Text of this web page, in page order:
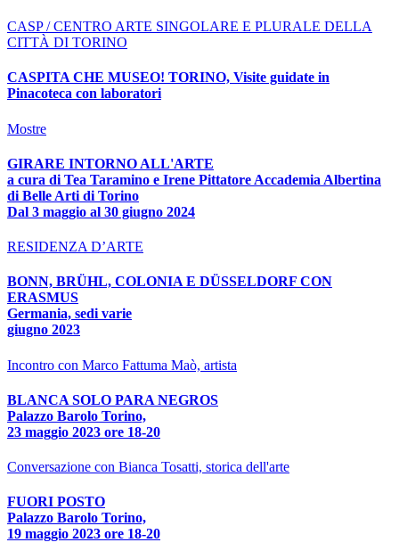
CASP / CENTRO ARTE SINGOLARE E PLURALE DELLA
CITTÀ DI TORINO
CASPITA CHE MUSEO! TORINO, Visite guidate in
Pinacoteca con laboratori
Mostre
GIRARE INTORNO ALL'ARTE
a cura di Tea Taramino e Irene Pittatore Accademia Albertina
di Belle Arti di Torino
Dal 3 maggio al 30 giugno 2024
RESIDENZA D’ARTE
BONN, BRÜHL, COLONIA E DÜSSELDORF CON
ERASMUS
Germania, sedi varie
giugno 2023
Incontro con Marco Fattuma Maò, artista
BLANCA SOLO PARA NEGROS
Palazzo Barolo Torino,
23 maggio 2023 ore 18-20
Conversazione con Bianca Tosatti, storica dell'arte
FUORI POSTO
Palazzo Barolo Torino,
19 maggio 2023 ore 18-20